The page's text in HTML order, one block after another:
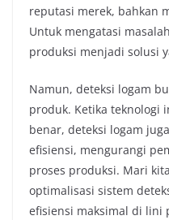
reputasi merek, bahkan
Untuk mengatasi
produksi menjadi solusi
Namun, deteksi logam
produk. Ketika teknologi
benar, deteksi logam
efisiensi, mengurangi
proses produksi. Mari
optimalisasi sistem
efisiensi maksimal di lini